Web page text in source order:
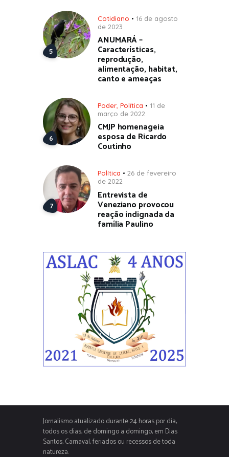
Cotidiano
16 de agosto
de 2023
ANUMARÁ –
Características,
reprodução,
alimentação, habitat,
canto e ameaças
Poder Política
11 de
março de 2022
CMJP homenageia
esposa de Ricardo
Coutinho
Política
26 de fevereiro
de 2022
Entrevista de
Veneziano provocou
reação indignada da
família Paulino
Jornalismo atualizado durante 24 horas por dia,
todos os dias, de domingo a domingo, em Dias
Santos, Carnaval, feriados ou recessos de toda
natureza.